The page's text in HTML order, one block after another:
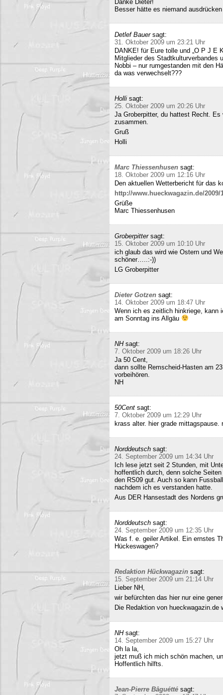
Danke Dieter!
Besser hätte es niemand
Detlef Bauer sagt:
31. Oktober 2009 um 23:21 Uhr
DANKE! für Eure tolle und „O P J E
Mitglieder des Stadtkulturverbandes
Nobbi – nur rumgestanden mit den
da was verwechselt???
Holli sagt:
25. Oktober 2009 um 20:26 Uhr
Ja Groberpitter, du hattest Recht.
zusammen.
Gruß
Holli
Marc Thiessenhusen sagt:
18. Oktober 2009 um 12:16 Uhr
Den aktuellen Wetterbericht für das
http://www.hueckwagazin.de/2009/
Grüße
Marc Thiessenhusen
Groberpitter sagt:
15. Oktober 2009 um 10:10 Uhr
ich glaub das wird wie Ostern und
schöner…..:-))
LG Groberpitter
Dieter Gotzen sagt:
14. Oktober 2009 um 18:47 Uhr
Wenn ich es zeitlich hinkriege, kann
am Sonntag ins Allgäu
NH sagt:
7. Oktober 2009 um 18:26 Uhr
Ja 50 Cent,
dann sollte Remscheid-Hasten am
vorbeihören.
NH
50Cent sagt:
7. Oktober 2009 um 12:29 Uhr
krass alter. hier grade
Norddeutsch sagt:
24. September 2009 um 14:34 Uhr
Ich lese jetzt seit 2 Stunden, mit
hoffentlich durch, denn solche
den RS09 gut. Auch so kann
nachdem ich es verstanden hatte.
Aus DER Hansestadt des Nordens
Norddeutsch sagt:
24. September 2009 um 12:35 Uhr
Was f. e. geiler Artikel. Ein ernstes
Hückeswagen?
Redaktion Hückwagazin sagt:
15. September 2009 um 21:14 Uhr
Lieber NH,
wir befürchten das hier nur eine
Die Redaktion von
NH sagt:
14. September 2009 um 15:27 Uhr
Oh la la,
jetzt muß ich mich schön machen,
Hoffentlich hilfts.
Jean-Pierre Bâguétté sagt: